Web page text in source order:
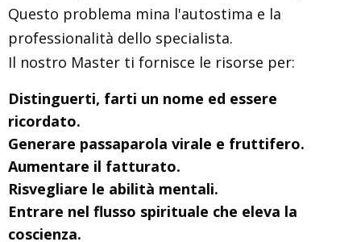
Questo problema mina l'autostima e la
professionalità dello specialista.
Il nostro Master ti fornisce le risorse per:
Distinguerti, farti un nome ed essere
ricordato.
Generare passaparola virale e fruttifero.
Aumentare il fatturato.
Risvegliare le abilità mentali.
Entrare nel flusso spirituale che eleva la
coscienza.